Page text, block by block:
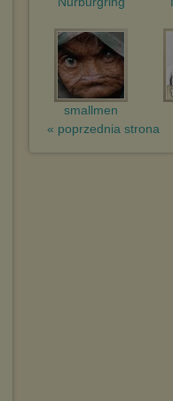
smallmen
« poprzednia strona